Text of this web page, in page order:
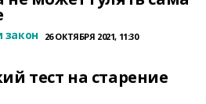
закон 26 ОКТЯБРЯ 2021, 11:30
тест на старение